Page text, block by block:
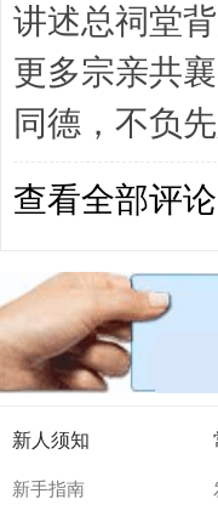
讲述总祠堂
更多宗亲共
同德，不负
查看全部评
新人须知
新手指南